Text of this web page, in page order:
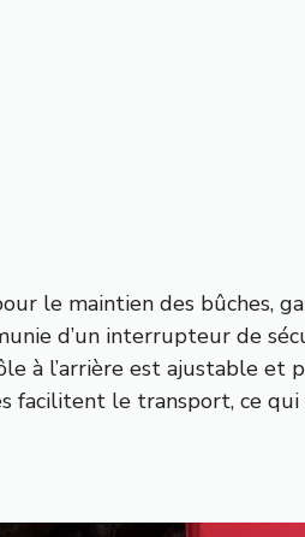
le maintien des bûches,
d’un interrupteur de
à l’arrière est ajustable
facilitent le transport, ce